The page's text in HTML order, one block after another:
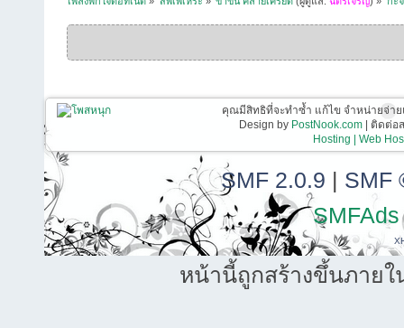
คุณมีสิทธิที่จะทำซ้ำ แก้ไข จำหน่ายจ่า
Design by PostNook.com| ติดต่อส
Hosting | Web
SMF 2.0.9 | SMF
SMFAds
หน้านี้ถูกสร้างขึ้นภายใ